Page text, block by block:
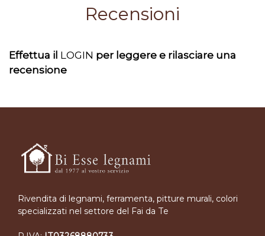
Recensioni
Effettua il LOGIN per leggere e rilasciare una
recensione
Rivendita di legnami, ferramenta, pitture murali, colori
specializzati nel settore del Fai da Te